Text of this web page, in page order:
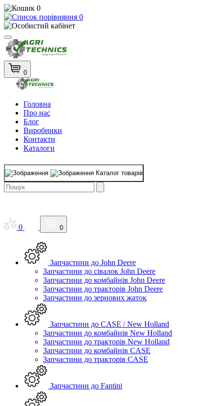
0
0
0
Головна
Про нас
Блог
Виробники
Контакти
Каталоги
Каталог товарів
0 0
Запчастини до John Deere
Запчастини до сівалок John Deere
Запчастини до комбайнів John Deere
Запчастини до тракторів John Deere
Запчастини до зернових жаток
Запчастини до CASE / New Holland
Запчастини до комбайнів New Holland
Запчастини до тракторів New Holland
Запчастини до комбайнів CASE
Запчастини до тракторів CASE
Запчастини до Fantini